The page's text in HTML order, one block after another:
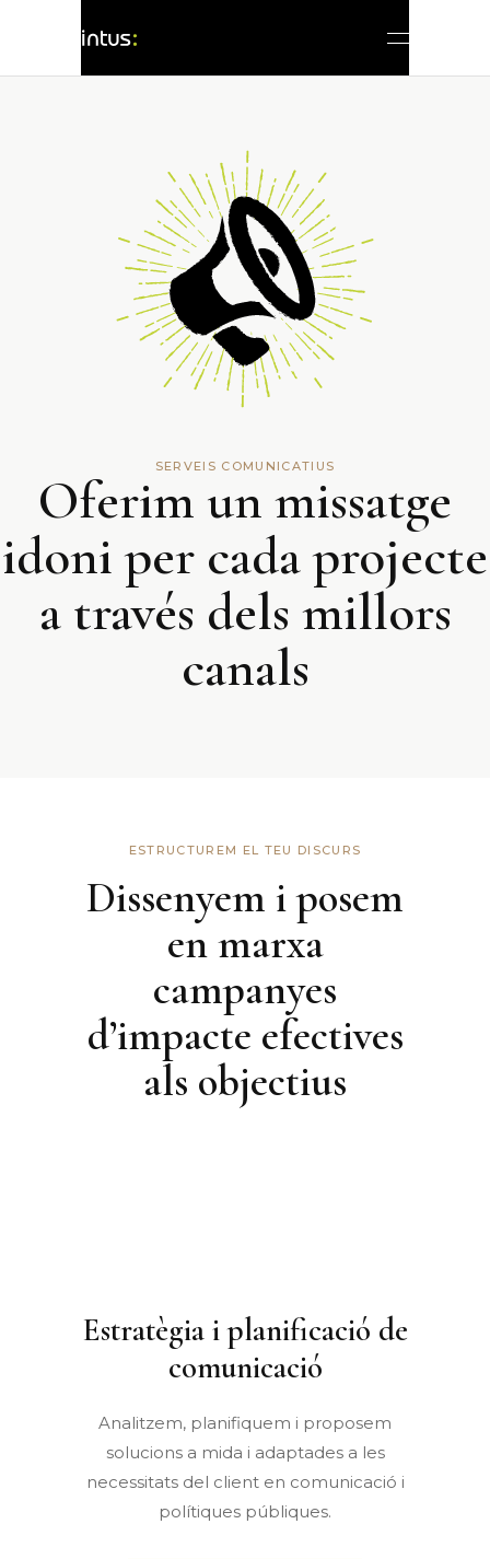
SERVEIS COMUNICATIUS
Oferim un missatge
idoni per cada projecte
a través dels millors
canals
ESTRUCTUREM EL TEU DISCURS
Dissenyem i posem
en marxa
campanyes
d’impacte efectives
als objectius
Estratègia i planificació de
comunicació
Analitzem, planifiquem i proposem
solucions a mida i adaptades a les
necessitats del client en comunicació i
polítiques públiques.